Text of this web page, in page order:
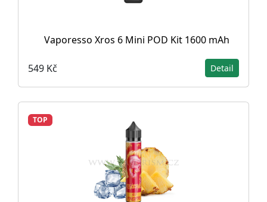
Vaporesso Xros 6 Mini POD Kit 1600 mAh
549 Kč Detail
TOP